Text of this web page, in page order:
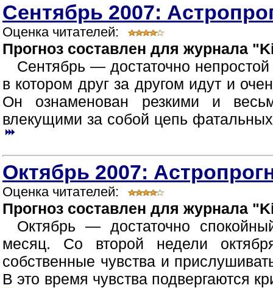
Сентябрь 2007:
Оценка читателей:
Прогноз составлен для журнала
Сентябрь — достаточно
в котором друг за другом идут и
Он ознаменован резкими и
влекущими за собой цепь
Октябрь 2007:
Оценка читателей:
Прогноз составлен для журнала
Октябрь — достаточно
месяц. Со второй недели
собственные чувства и
В это время чувства подвергаются